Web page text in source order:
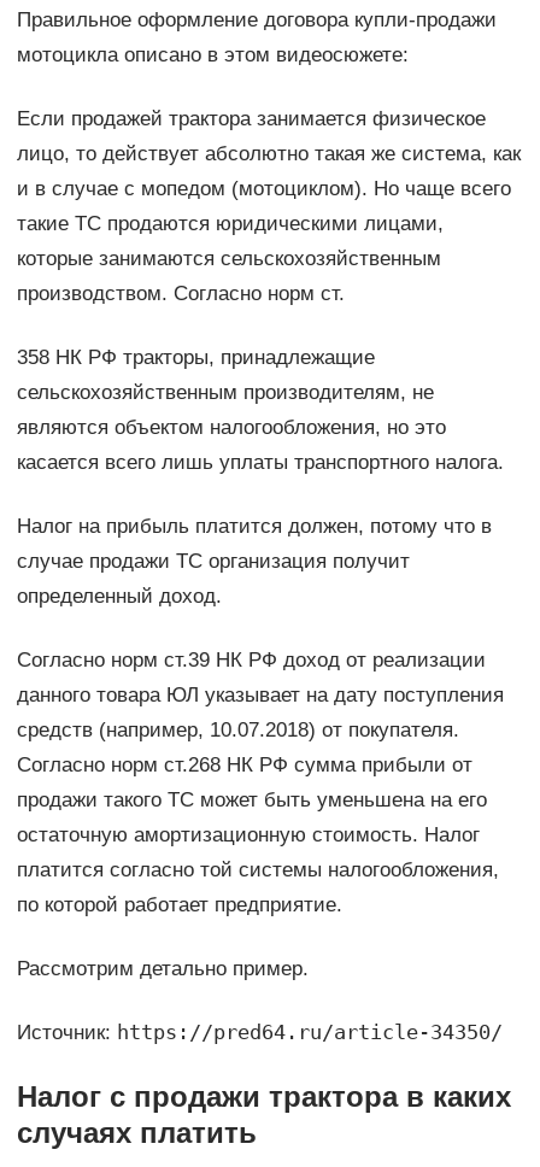
Правильное оформление договора купли-продажи
мотоцикла описано в этом видеосюжете:
Если продажей трактора занимается физическое
лицо, то действует абсолютно такая же система, как
и в случае с мопедом (мотоциклом). Но чаще всего
такие ТС продаются юридическими лицами,
которые занимаются сельскохозяйственным
производством. Согласно норм ст.
358 НК РФ тракторы, принадлежащие
сельскохозяйственным производителям, не
являются объектом налогообложения, но это
касается всего лишь уплаты транспортного налога.
Налог на прибыль платится должен, потому что в
случае продажи ТС организация получит
определенный доход.
Согласно норм ст.39 НК РФ доход от реализации
данного товара ЮЛ указывает на дату поступления
средств (например, 10.07.2018) от покупателя.
Согласно норм ст.268 НК РФ сумма прибыли от
продажи такого ТС может быть уменьшена на его
остаточную амортизационную стоимость. Налог
платится согласно той системы налогообложения,
по которой работает предприятие.
Рассмотрим детально пример.
Источник: https://pred64.ru/article-34350/
Налог с продажи трактора в каких
случаях платить